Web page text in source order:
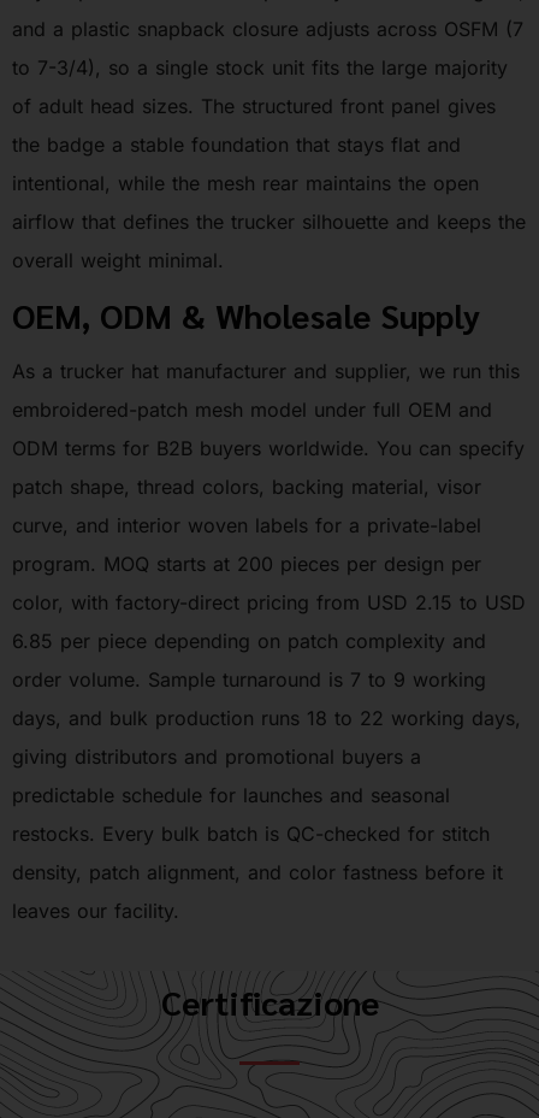
and a plastic snapback closure adjusts across OSFM (7
to 7-3/4), so a single stock unit fits the large majority
of adult head sizes. The structured front panel gives
the badge a stable foundation that stays flat and
intentional, while the mesh rear maintains the open
airflow that defines the trucker silhouette and keeps the
overall weight minimal.
OEM, ODM & Wholesale Supply
As a trucker hat manufacturer and supplier, we run this
embroidered-patch mesh model under full OEM and
ODM terms for B2B buyers worldwide. You can specify
patch shape, thread colors, backing material, visor
curve, and interior woven labels for a private-label
program. MOQ starts at 200 pieces per design per
color, with factory-direct pricing from USD 2.15 to USD
6.85 per piece depending on patch complexity and
order volume. Sample turnaround is 7 to 9 working
days, and bulk production runs 18 to 22 working days,
giving distributors and promotional buyers a
predictable schedule for launches and seasonal
restocks. Every bulk batch is QC-checked for stitch
density, patch alignment, and color fastness before it
leaves our facility.
Certificazione